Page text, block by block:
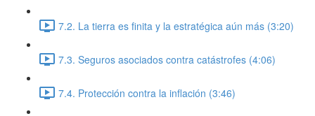
7.2. La tierra es finita y la estratégica aún más (3:20)
7.3. Seguros asociados contra catástrofes (4:06)
7.4. Protección contra la inflación (3:46)